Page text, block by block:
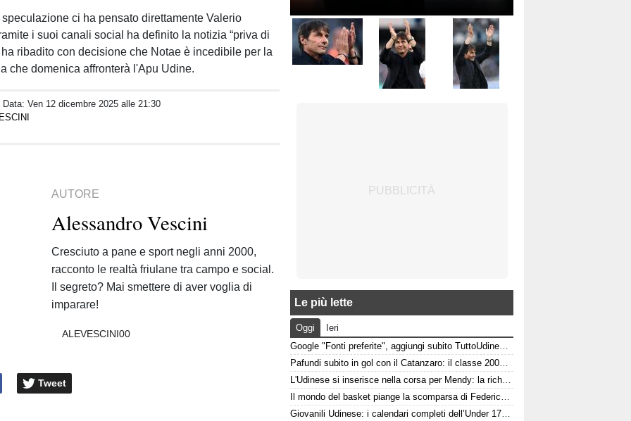
ci ha pensato direttamente Valerio
i suoi canali social ha definito la notizia “priva di
ha ribadito con decisione che Notae è incedibile per la
che domenica affronterà l'Apu Udine.
Data:Ven 12 dicembre 2025 alle 21:30
AUTORE
Alessandro Vescini
Cresciuto a pane e sport negli anni 2000,
racconto le realtà friulane tra campo e social.
Il segreto? Mai smettere di aver voglia di
imparare!
ALEVESCINI00
Tweet
Le più lette
Oggi
Ieri
Google "Fonti preferite", aggiungi subito TuttoUdinese e personalizza le tue notizie
Pafundi subito in gol con il Catanzaro: il classe 2006 segna nell'amichevole contro il Giugliano
L'Udinese si inserisce nella corsa per Mendy: la richiesta del Nizza per il difensore
Il mondo del basket piange la scomparsa di Federico Franceschin: il cordoglio della Pallacanestro Trieste
Giovanili Udinese: i calendari completi dell’Under 17, 16 e 15